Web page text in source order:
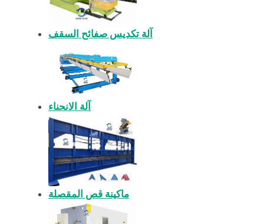
آلة تكديس صفائح السقف
آلة الانحناء
ماكينة قص المقصلة